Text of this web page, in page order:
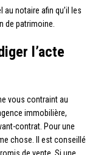
au notaire afin qu’il les
de patrimoine.
l’acte
vous contraint au
immobilière,
contrat. Pour une
chose. Il est conseillé